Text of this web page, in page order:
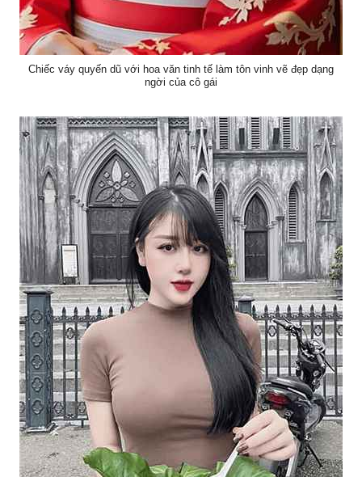
Chiếc váy quyến dũ với hoa văn tinh tế làm tôn vinh vẽ đẹp dạng
ngời của cô gái